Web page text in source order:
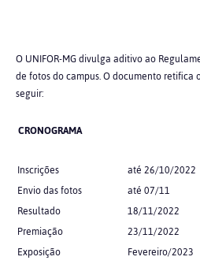
O UNIFOR-MG divulga aditivo ao
de fotos do campus. O documento retifica
seguir:
CRONOGRAMA
Inscrições
até 26/10/2022
Envio das fotos
até 07/11
Resultado
18/11/2022
Premiação
23/11/2022
Exposição
Fevereiro/2023